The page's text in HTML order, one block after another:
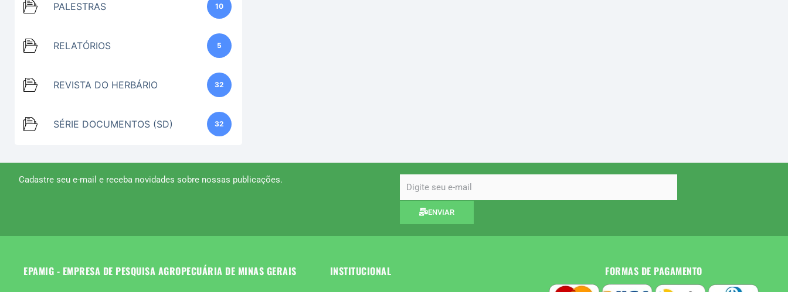
PALESTRAS 10
RELATÓRIOS 5
REVISTA DO HERBÁRIO 32
SÉRIE DOCUMENTOS (SD) 32
Cadastre seu e-mail e receba novidades sobre nossas publicações.
ENVIAR
EPAMIG - EMPRESA DE PESQUISA AGROPECUÁRIA DE MINAS GERAIS INSTITUCIONAL FORMAS DE PAGAMENTO